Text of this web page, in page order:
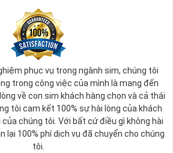
lợi, bình an trong cuộc sống, sự nghiệp để
tiến tới những vị trí cao nhất.
phục vụ trong ngành sim, chúng tôi
trong công việc của mình là mang đến
về con sim khách hàng chọn và cả thái
tôi cam kết 100% sự hài lòng của khách
của chúng tôi. Với bất cứ điều gì không hài
lại 100% phí dịch vụ đã chuyển cho chúng
tôi.